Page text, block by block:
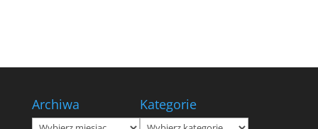
Archiwa
Archiwa
Kategorie
Kategorie